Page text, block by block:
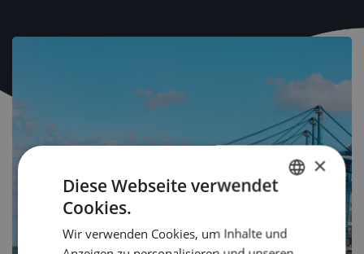
ENGLISH
×
Diese Webseite verwendet
Cookies.
Wir verwenden Cookies, um Inhalte und